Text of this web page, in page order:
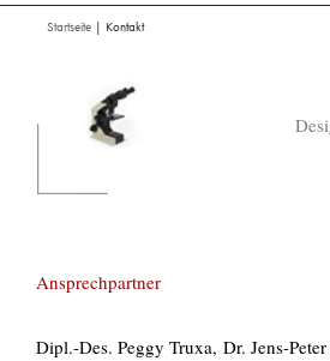
Startseite| Kontakt
Ansprechpartner
Dipl.-Des. Peggy Truxa, Dr. Jens-Peter